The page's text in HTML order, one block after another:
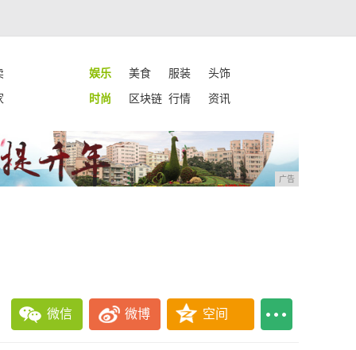
娱乐 美食 服装
头饰
时尚 区块链 行情 资讯
广告
微信 微博 空间